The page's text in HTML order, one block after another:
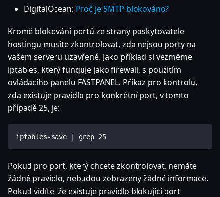
DigitalOcean: Proč je SMTP blokováno?
Kromě blokování portů ze strany poskytovatele
hostingu musíte zkontrolovat, zda nejsou porty na
vašem serveru uzavřené. Jako příklad si vezměme
iptables, který funguje jako firewall, s použitím
ovládacího panelu FASTPANEL. Příkaz pro kontrolu,
zda existuje pravidlo pro konkrétní port, v tomto
případě 25, je:
iptables-save | grep 25
Pokud pro port, který chcete zkontrolovat, nemáte
žádné pravidlo, nebudou zobrazeny žádné informace.
Pokud vidíte, že existuje pravidlo blokující port